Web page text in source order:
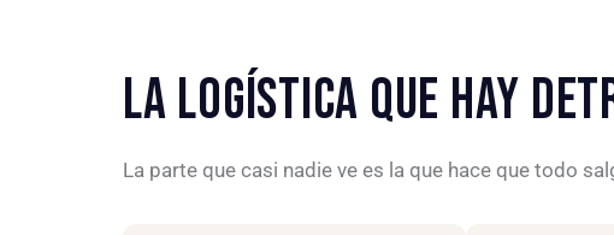
LA LOGÍSTICA QUE HAY
La parte que casi nadie ve es la que hace que todo